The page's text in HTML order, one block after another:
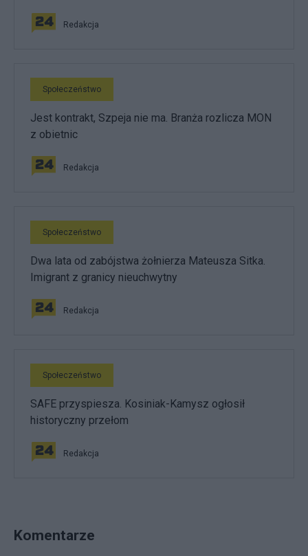
Redakcja
Społeczeństwo
Jest kontrakt, Szpeja nie ma. Branża rozlicza MON
z obietnic
Redakcja
Społeczeństwo
Dwa lata od zabójstwa żołnierza Mateusza Sitka.
Imigrant z granicy nieuchwytny
Redakcja
Społeczeństwo
SAFE przyspiesza. Kosiniak-Kamysz ogłosił
historyczny przełom
Redakcja
Komentarze